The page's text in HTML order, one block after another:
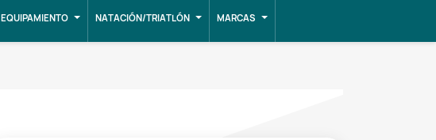
EQUIPAMIENTO NATACIÓN/TRIATLÓN MARCAS